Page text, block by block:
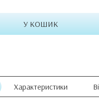
У КОШИК
Характеристики